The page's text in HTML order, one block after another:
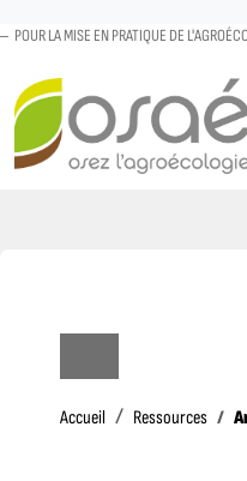
POUR LA MISE EN PRATIQUE DE
Accueil AccueilRessources